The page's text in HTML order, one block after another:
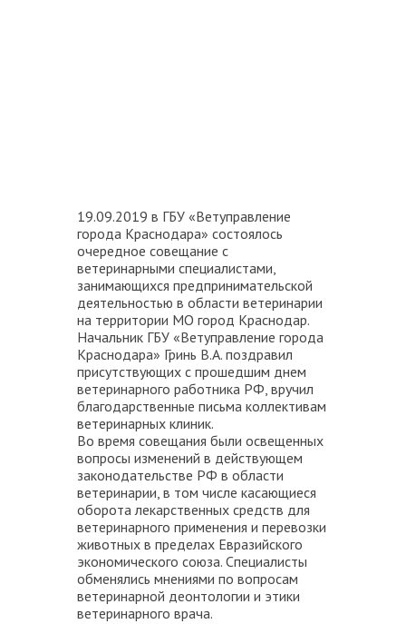
19.09.2019 в ГБУ «Ветуправление
города Краснодара» состоялось
очередное совещание с
ветеринарными специалистами,
занимающихся предпринимательской
деятельностью в области ветеринарии
на территории МО город Краснодар.
Начальник ГБУ «Ветуправление города
Краснодара» Гринь В.А. поздравил
присутствующих с прошедшим днем
ветеринарного работника РФ, вручил
благодарственные письма коллективам
ветеринарных клиник.
Во время совещания были освещенных
вопросы изменений в действующем
законодательстве РФ в области
ветеринарии, в том числе касающиеся
оборота лекарственных средств для
ветеринарного применения и перевозки
животных в пределах Евразийского
экономического союза. Специалисты
обменялись мнениями по вопросам
ветеринарной деонтологии и этики
ветеринарного врача.